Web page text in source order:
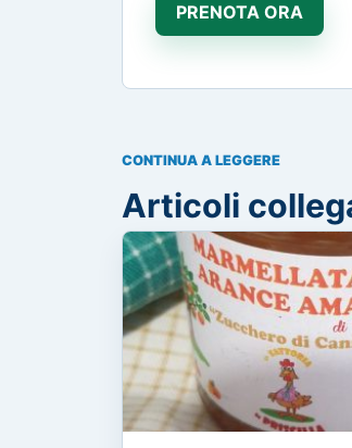
PRENOTA ORA
CONTINUA A LEGGERE
Articoli